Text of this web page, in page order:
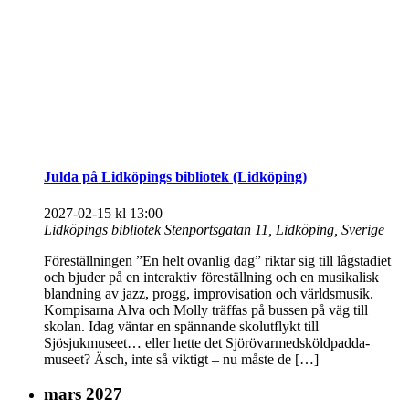
Julda på Lidköpings bibliotek (Lidköping)
2027-02-15 kl 13:00
Lidköpings bibliotekStenportsgatan 11, Lidköping, Sverige
Föreställningen ”En helt ovanlig dag” riktar sig till lågstadiet
och bjuder på en interaktiv föreställning och en musikalisk
blandning av jazz, progg, improvisation och världsmusik.
Kompisarna Alva och Molly träffas på bussen på väg till
skolan. Idag väntar en spännande skolutflykt till
Sjösjukmuseet… eller hette det Sjörövarmedsköldpadda-
museet? Äsch, inte så viktigt – nu måste de […]
mars 2027